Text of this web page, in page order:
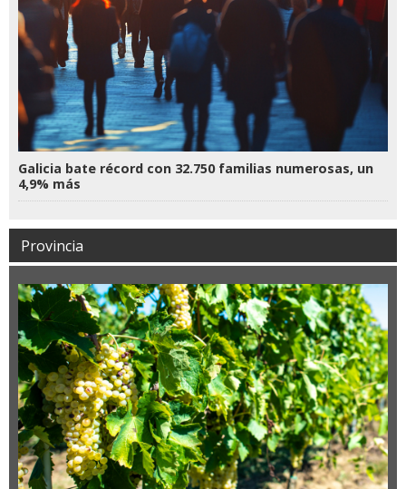
Galicia bate récord con 32.750 familias numerosas, un
4,9% más
Provincia